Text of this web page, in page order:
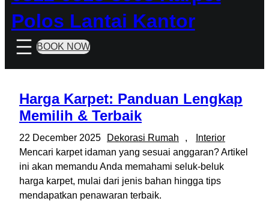
Polos Lantai Kantor
BOOK NOW
Harga Karpet: Panduan Lengkap
Memilih & Terbaik
22 December 2025 Dekorasi Rumah ,
Interior
Mencari karpet idaman yang sesuai anggaran? Artikel
ini akan memandu Anda memahami seluk-beluk
harga karpet, mulai dari jenis bahan hingga tips
mendapatkan penawaran terbaik.